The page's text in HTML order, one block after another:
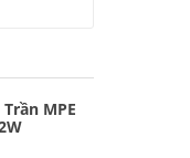
MPE